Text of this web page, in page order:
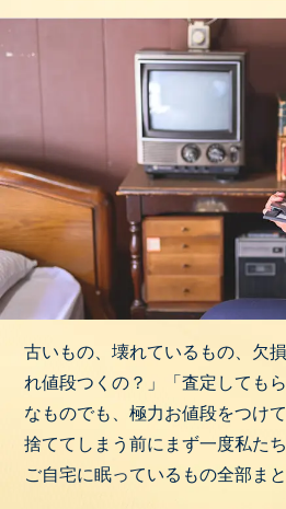
古いもの、壊れているもの、欠
れ値段つくの？」「査定しても
なものでも、極力お値段をつけ
捨ててしまう前にまず一度私た
ご自宅に眠っているもの全部ま